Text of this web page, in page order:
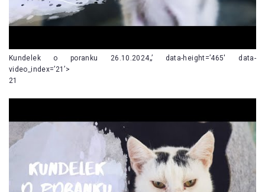
Kundelek o poranku 26.10.2024„’ data-height=’465′ data-
video_index=’21’>
21